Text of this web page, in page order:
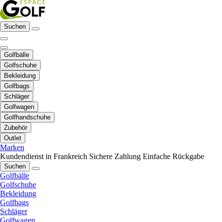
Suchen
Golfbälle
Golfschuhe
Bekleidung
Golfbags
Schläger
Golfwagen
Golfhandschuhe
Zubehör
Outlet
Marken
Kundendienst in Frankreich Sichere Zahlung Einfache Rückgabe
Suchen
Golfbälle
Golfschuhe
Bekleidung
Golfbags
Schläger
Golfwagen